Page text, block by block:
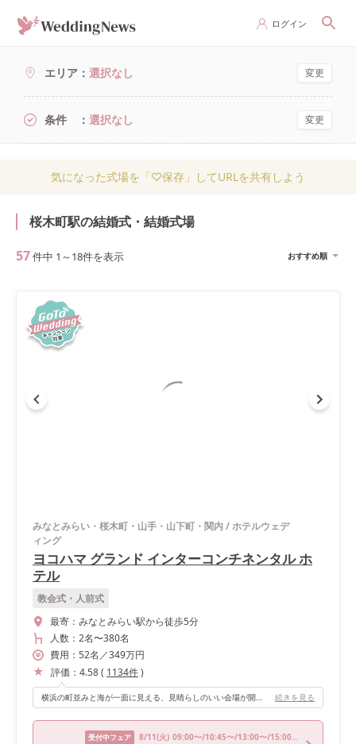
ログイン
エリア 選択なし 変更
条件 選択なし 変更
気になった式場を「♡保存」してURLを共有しよう
桜木町駅の結婚式・結婚式場
57件中 1 ～ 18件を表示 おすすめ順
みなとみらい・桜木町・山手・山下町・関内/ホテルウェデ
ィング
ヨコハマ グランド インターコンチネンタル ホ
テル
教会式・人前式
最寄： みなとみらい駅から徒歩5分
人数： 2名〜380名
費用： 52名 ／349万円
評価： 4.58( 1134件)
横浜の町並みと海が一面に見える、見晴らしのいい会場が開放感があって最高でした！ 続きを見る
受付中フェア 8/11(火) 09:00〜/10:45〜/13:00〜/15:00〜/17:00〜